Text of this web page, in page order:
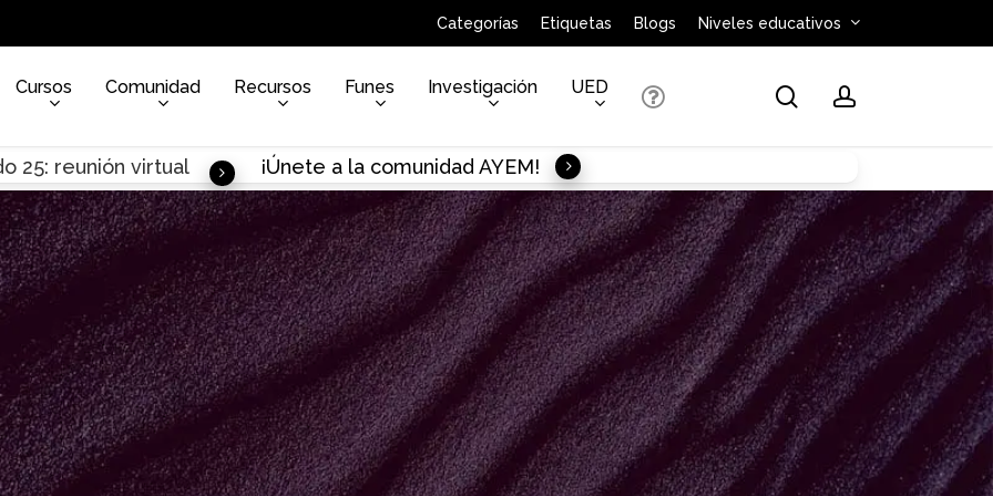
Categorías Etiquetas Blogs Niveles educativos
Cursos Comunidad Recursos Funes Investigación UED searchaccount
25: reunión virtual ¡Únete a la comunidad AYEM!